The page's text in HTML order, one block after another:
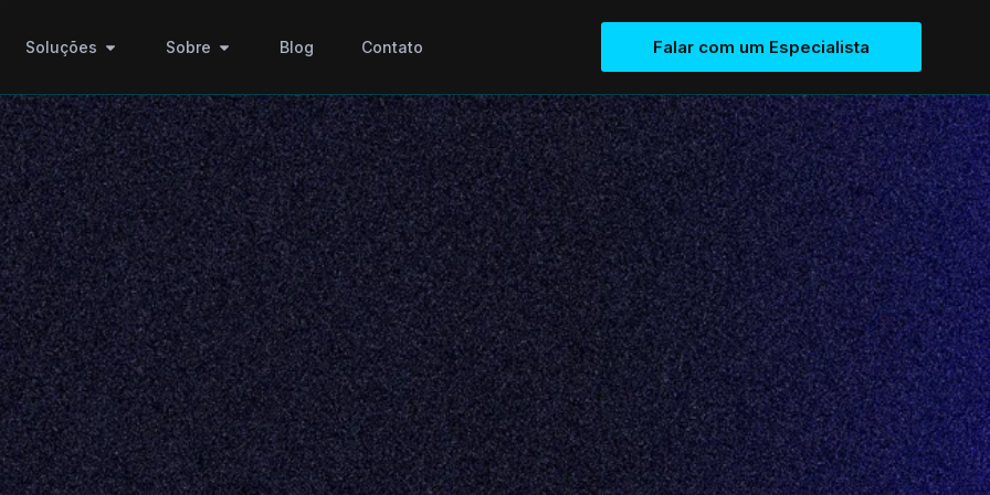
Soluções Sobre Blog Contato Falar com um Especialista